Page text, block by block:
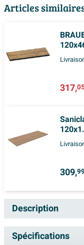
Articles
317,
309,99
Description
BRAUER Fine
Spécifications